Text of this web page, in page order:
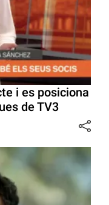
i es posiciona
de TV3